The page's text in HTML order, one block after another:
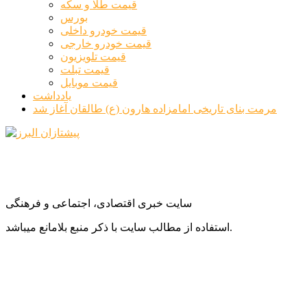
قیمت طلا و سکه
بورس
قیمت خودرو داخلی
قیمت خودرو خارجی
قیمت تلویزیون
قیمت تبلت
قیمت موبایل
یادداشت
مرمت بنای تاریخی امامزاده هارون (ع) طالقان آغاز شد
سایت خبری اقتصادی، اجتماعی و فرهنگی
استفاده از مطالب سایت با ذکر منبع بلامانع میباشد.